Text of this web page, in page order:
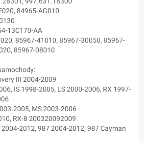
84965-AG010
13C170-AA
85967-41010, 85967-30050, 85967-
85967-08010
III 2004-2009
IS 1998-2005, LS 2000-2006, RX 1997-
2005, MS 2003-2006
RX-8 200320092009
2012, 987 2004-2012, 987 Cayman